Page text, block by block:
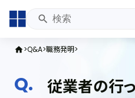
home Q&A 職務発明
従業者の行